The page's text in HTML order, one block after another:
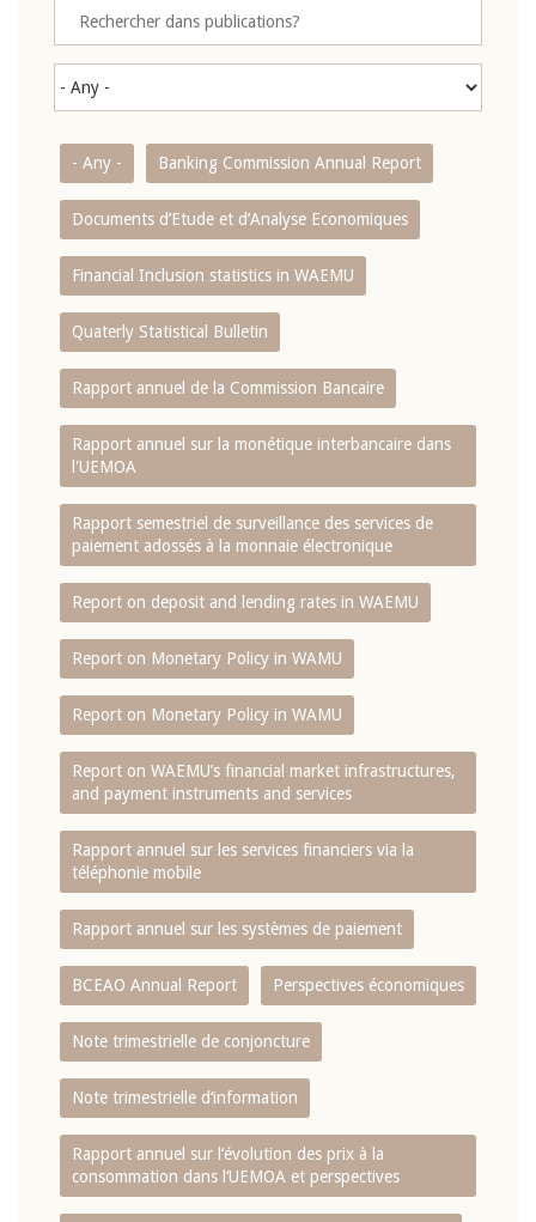
- Any - Banking Commission Annual Report
Documents d’Etude et d’Analyse Economiques
Financial Inclusion statistics in WAEMU
Quaterly Statistical Bulletin
Rapport annuel de la Commission Bancaire
Rapport annuel sur la monétique interbancaire dans
l'UEMOA
Rapport semestriel de surveillance des services de
paiement adossés à la monnaie électronique
Report on deposit and lending rates in WAEMU
Report on Monetary Policy in WAMU
Report on Monetary Policy in WAMU
Report on WAEMU’s financial market infrastructures,
and payment instruments and services
Rapport annuel sur les services financiers via la
téléphonie mobile
Rapport annuel sur les systèmes de paiement
BCEAO Annual Report Perspectives économiques
Note trimestrielle de conjoncture
Note trimestrielle d‘information
Rapport annuel sur l‘évolution des prix à la
consommation dans l‘UEMOA et perspectives